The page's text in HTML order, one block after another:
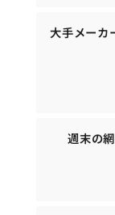
大手メーカ
週末の